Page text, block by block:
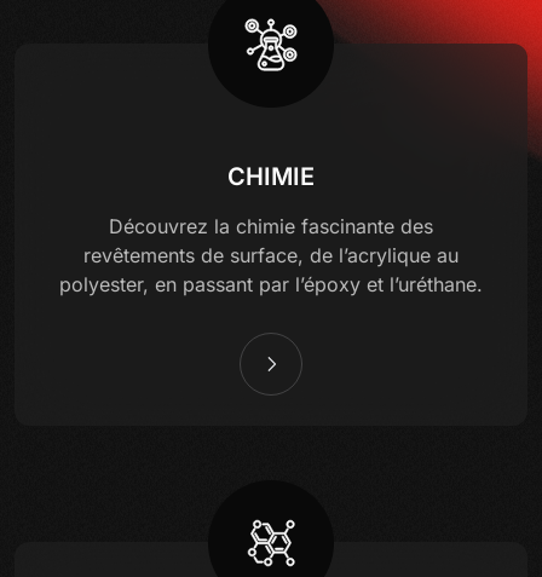
CHIMIE
Découvrez la chimie fascinante des
revêtements de surface, de l’acrylique au
polyester, en passant par l’époxy et l’uréthane.